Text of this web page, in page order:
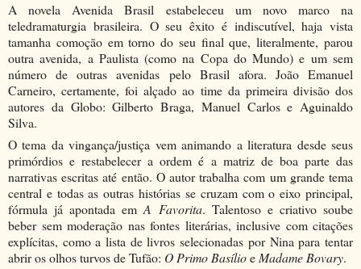
A novela Avenida Brasil estabeleceu um novo marco na
teledramaturgia brasileira. O seu êxito é indiscutível, haja vista
tamanha comoção em torno do seu final que, literalmente, parou
outra avenida, a Paulista (como na Copa do Mundo) e um sem
número de outras avenidas pelo Brasil afora. João Emanuel
Carneiro, certamente, foi alçado ao time da primeira divisão dos
autores da Globo: Gilberto Braga, Manuel Carlos e Aguinaldo
Silva.
O tema da vingança/justiça vem animando a literatura desde seus
primórdios e restabelecer a ordem é a matriz de boa parte das
narrativas escritas até então. O autor trabalha com um grande tema
central e todas as outras histórias se cruzam com o eixo principal,
fórmula já apontada emA Favorita. Talentoso e criativo soube
beber sem moderação nas fontes literárias, inclusive com citações
explícitas, como a lista de livros selecionadas por Nina para tentar
abrir os olhos turvos de Tufão: O Primo Basílioe Madame Bovary.